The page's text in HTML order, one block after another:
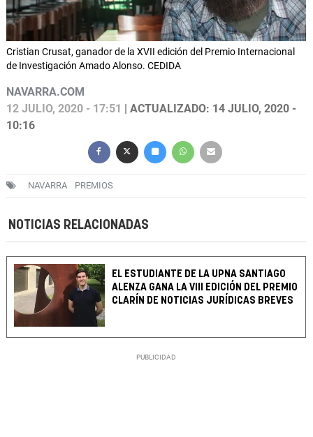
Cristian Crusat, ganador de la XVII edición del Premio Internacional
de Investigación Amado Alonso. CEDIDA
NAVARRA.COM
12 JULIO, 2020 - 17:51
| ACTUALIZADO: 14 JULIO, 2020 -
10:16
NAVARRA PREMIOS
NOTICIAS RELACIONADAS
EL ESTUDIANTE DE LA UPNA SANTIAGO
ALENZA GANA LA VIII EDICIÓN DEL PREMIO
CLARÍN DE NOTICIAS JURÍDICAS BREVES